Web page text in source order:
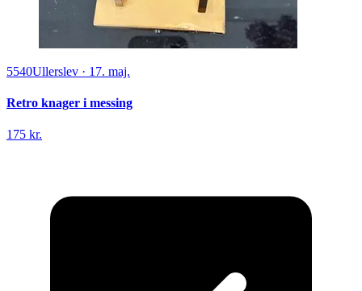
5540Ullerslev · 17. maj.
Retro knager i messing
175 kr.